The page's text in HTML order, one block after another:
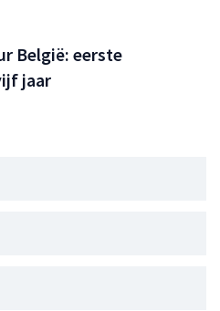
België: eerste
jaar